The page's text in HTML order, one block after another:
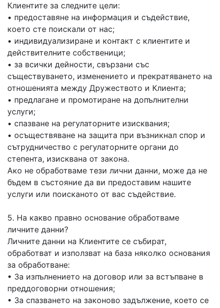
Клиентите за следните цели:
• предоставяне на информация и съдействие,
което сте поискали от нас;
• индивидуализиране и контакт с клиентите и
действителните собственици;
• за всички дейности, свързани със
съществуването, изменението и прекратяването на
отношенията между Дружеството и Клиента;
• предлагане и промотиране на допълнителни
услуги;
• спазване на регулаторните изисквания;
• осъществяване на защита при възникнал спор и
сътрудничество с регулаторните органи до
степента, изисквана от закона.
Ако не обработваме тези лични данни, може да не
бъдем в състояние да ви предоставим нашите
услуги или поисканото от вас съдействие.
5. На какво правно основание обработваме
личните данни?
Личните данни на Клиентите се събират,
обработват и използват на база няколко основания
за обработване:
• За изпълнението на договор или за встъпване в
преддоговорни отношения;
• За спазването на законово задължение, което се